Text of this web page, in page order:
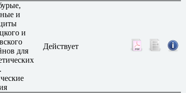
и
и
для
Действует